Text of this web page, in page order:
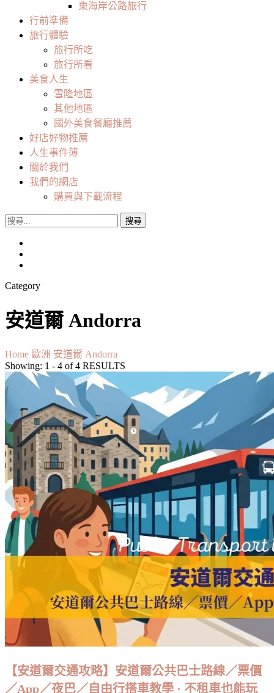
東海岸公路旅行
行前準備
旅行體驗
旅行所吃
旅行所看
美食人生
雪隆地區
其他地區
國外美食餐廳推薦
好店好物推薦
人生事件簿
關於我們
我們的網店
購買與下載流程
搜
Category
安道爾 Andorra
Home 歐洲 安道爾 Andorra
Showing: 1 - 4 of 4 RESULTS
【安道爾交通攻略】安道爾公共巴士路線／票價
／App／夜巴／自由行搭車教學 · 不租車也能玩